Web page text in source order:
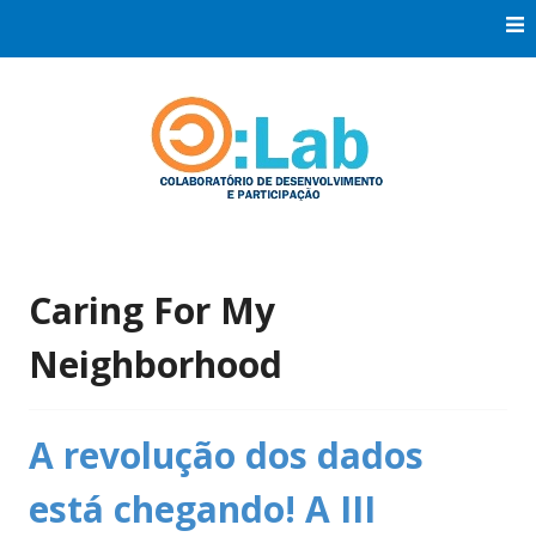
Caring For My
Neighborhood
A revolução dos dados
está chegando! A III